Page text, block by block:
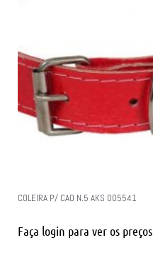
COLEIRA P/ CAO N.5 AKS 005541
Faça login para ver os preços